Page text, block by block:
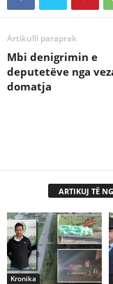
Artikulli paraprak
Mbi denigrimin e
deputetëve nga
domatja
ARTIKUJ TË
Kronika